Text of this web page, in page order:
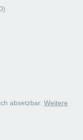
absetzbar. Weitere